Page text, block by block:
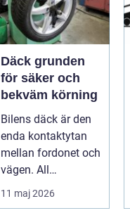
Däck grunden
för säker och
bekväm körning
Bilens däck är den
enda kontaktytan
mellan fordonet och
vägen. All
bromskraft, styrning
och accelera...
11 maj 2026